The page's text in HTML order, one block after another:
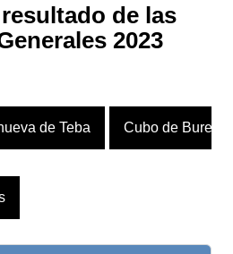
de las
2023
de Teba Cubo de Bureba